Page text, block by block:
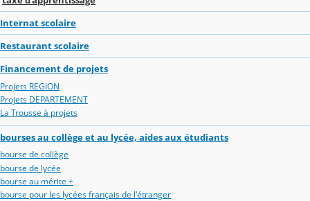
Internat scolaire
Restaurant scolaire
Financement de projets
Projets REGION
Projets DEPARTEMENT
La Trousse à projets
bourses au collège et au lycée, aides aux étudiants
bourse de collège
bourse de lycée
bourse au mérite +
bourse pour les lycées français de l'étranger